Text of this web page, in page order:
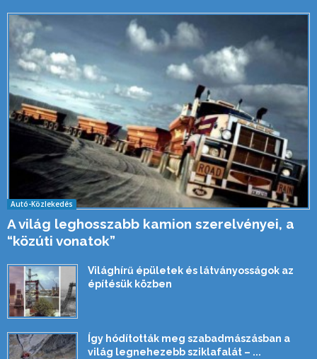
Autó-Közlekedés
A világ leghosszabb kamion szerelvényei, a
“közúti vonatok”
Világhírű épületek és látványosságok az
építésük közben
Így hódították meg szabadmászásban a
világ legnehezebb sziklafalát – ...